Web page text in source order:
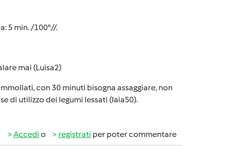
5 min. /100°//.
mai (Luisa2)
con 30 minuti bisogna assaggiare, non
di utilizzo dei legumi lessati (Iaia50).
Accedi o registrati per poter commentare